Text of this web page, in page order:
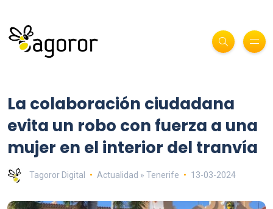
La colaboración ciudadana
evita un robo con fuerza a una
mujer en el interior del tranvía
Tagoror Digital Actualidad » Tenerife 13-03-2024